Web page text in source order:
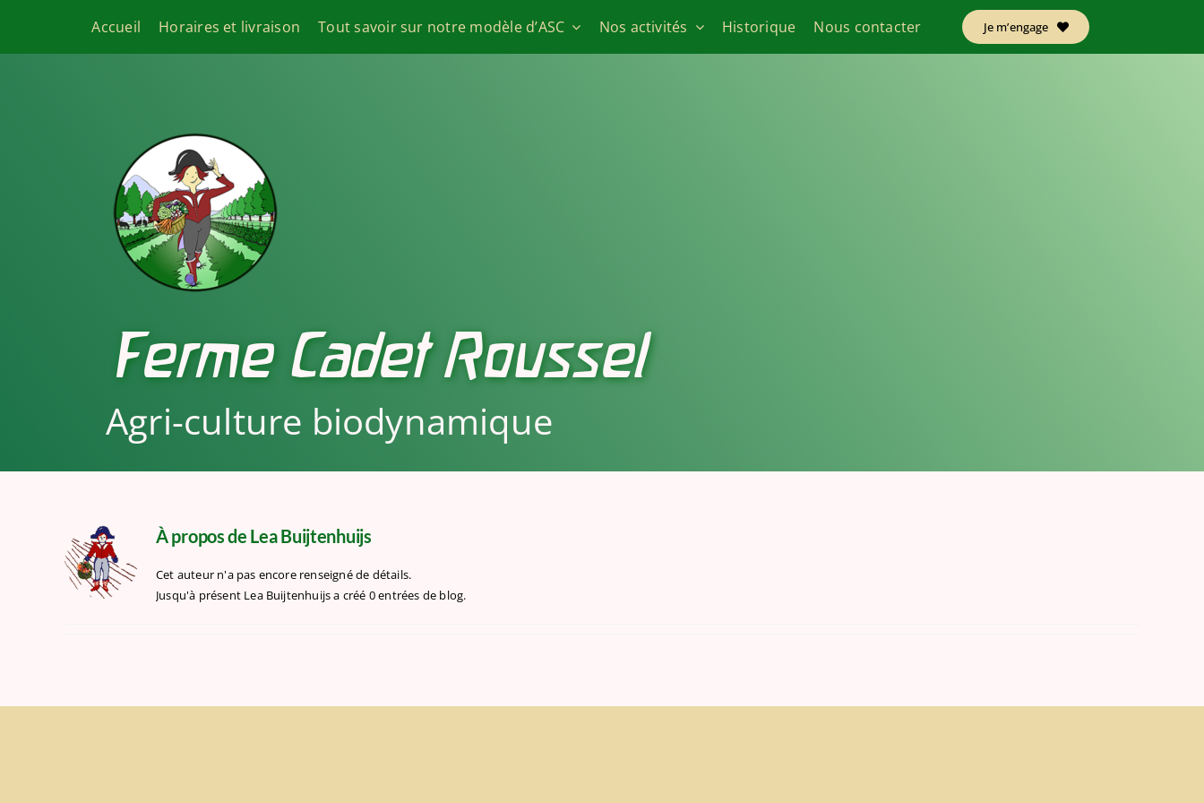
contenu
Accueil Horaires et livraison Tout savoir sur notre modèle d’ASC Nos activités Historique Nous contacter Je m’engage
Ferme Cadet Roussel
Agri-culture biodynamique
À propos de Lea Buijtenhuijs
Cet auteur n'a pas encore renseigné de détails.
Jusqu'à présent Lea Buijtenhuijs a créé 0 entrées de blog.